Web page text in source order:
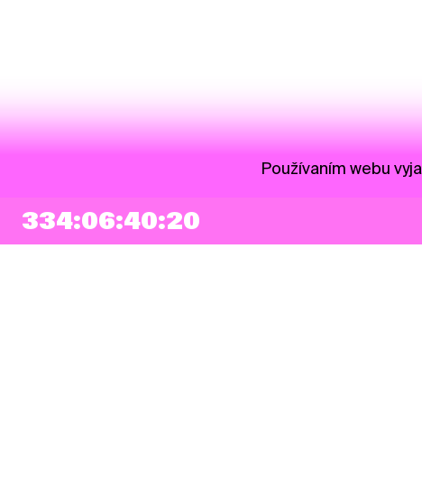
334:06:40:20
Používaním webu